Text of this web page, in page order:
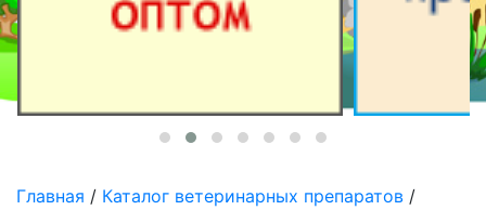
Главная / Каталог ветеринарных препаратов /